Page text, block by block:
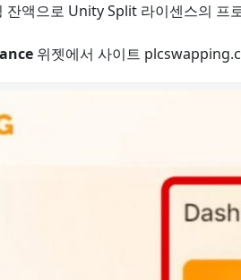
잔액으로 Unity Split 라이센스의 프
위젯에서 사이트